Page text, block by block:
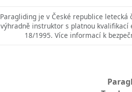
Paragliding je v České republice letecká
výhradně instruktor s platnou kvalifikací
18/1995. Více informací k